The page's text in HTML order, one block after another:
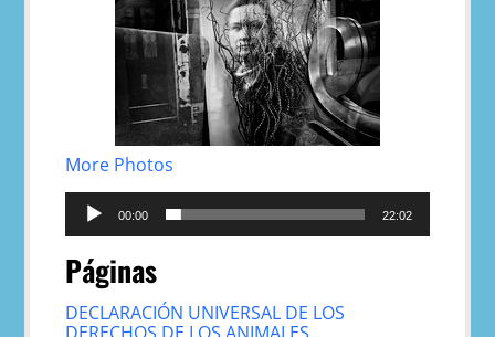
More Photos
Reproductor
audio
00:00 22:02
Páginas
DECLARACIÓN UNIVERSAL DE LOS